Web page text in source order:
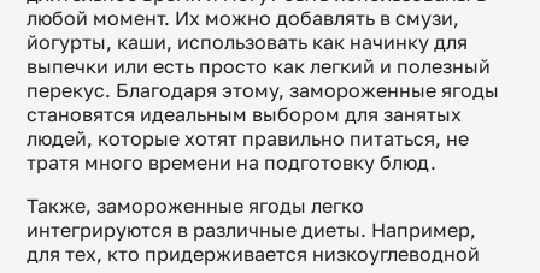
любой момент. Их можно добавлять в смузи,
йогурты, каши, использовать как начинку для
выпечки или есть просто как легкий и полезный
перекус. Благодаря этому, замороженные ягоды
становятся идеальным выбором для занятых
людей, которые хотят правильно питаться, не
тратя много времени на подготовку блюд.
Также, замороженные ягоды легко
интегрируются в различные диеты. Например,
для тех, кто придерживается низкоуглеводной